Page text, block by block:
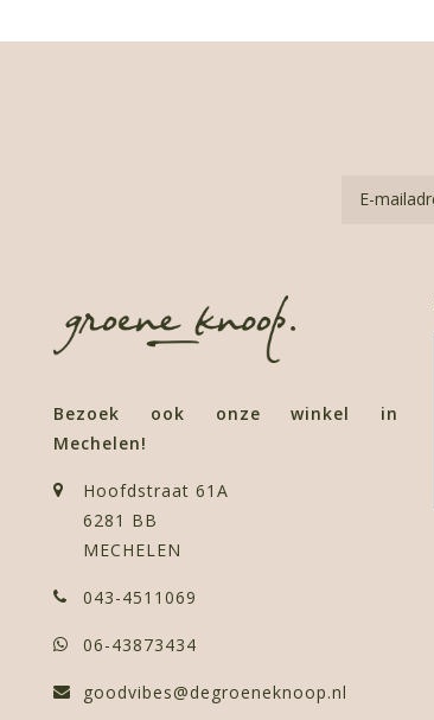
Bezoek ook onze winkel in
Mechelen!
Hoofdstraat 61A
6281 BB
MECHELEN
043-4511069
06-43873434
goodvibes@degroeneknoop.nl